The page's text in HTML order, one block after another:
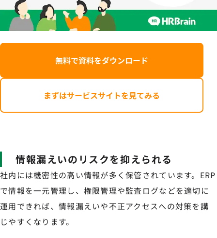
無料で資料をダウンロード
まずはサービスサイトを見てみる
情報漏えいのリスクを抑えられる
社内には機密性の高い情報が多く保管されています。ERP
で情報を一元管理し、権限管理や監査ログなどを適切に
運用できれば、情報漏えいや不正アクセスへの対策を講
じやすくなります。